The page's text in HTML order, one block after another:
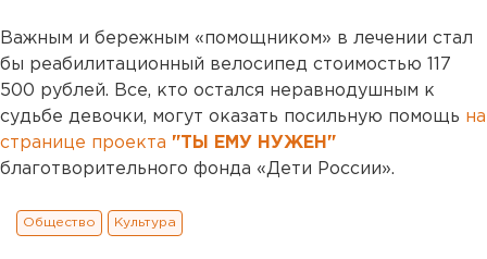
Важным и бережным «помощником» в лечении стал
бы реабилитационный велосипед стоимостью 117
500 рублей. Все, кто остался неравнодушным к
судьбе девочки, могут оказать посильную помощь на
странице проекта "ТЫ ЕМУ НУЖЕН"
благотворительного фонда «Дети России».
Общество Культура